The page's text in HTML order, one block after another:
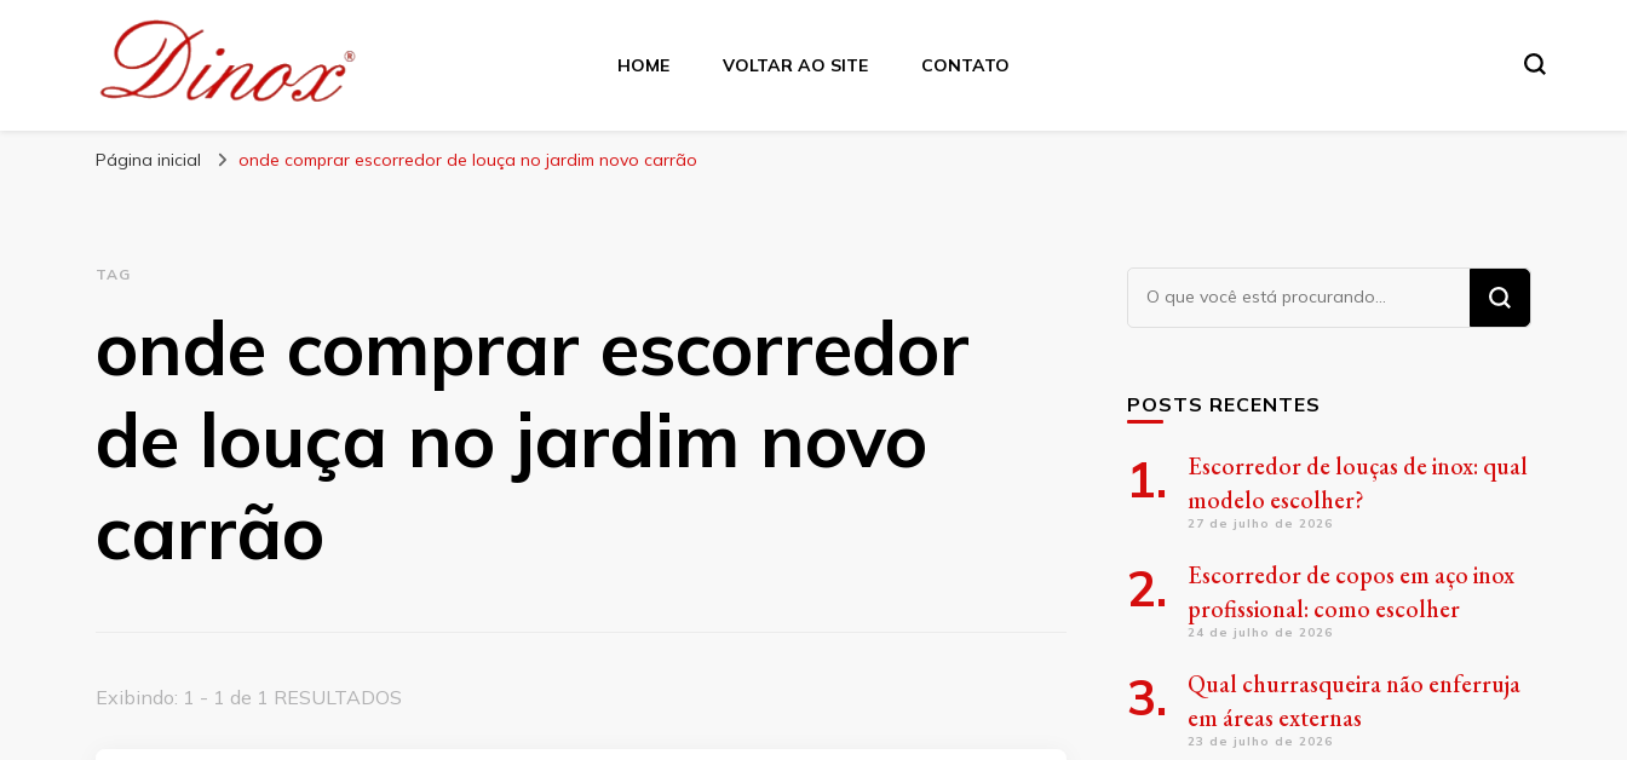
Blog Dinox
HOME VOLTAR AO SITE CONTATO
Página inicial onde comprar escorredor de louça no jardim novo carrão
TAG
onde comprar escorredor
de louça no jardim novo
carrão
Exibindo: 1 - 1 de 1 RESULTADOS
Procurando
algo?
POSTS RECENTES
Escorredor de louças de inox: qual
modelo escolher?
27 de julho de 2026
Escorredor de copos em aço inox
profissional: como escolher
24 de julho de 2026
Qual churrasqueira não enferruja
em áreas externas
23 de julho de 2026